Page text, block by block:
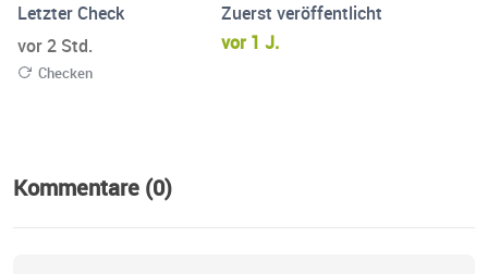
Letzter Check
vor 2 Std.
Checken
Zuerst veröffentlicht
vor 1 J.
Kommentare (0)